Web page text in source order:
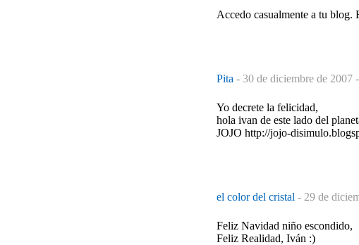
Accedo casualmente a tu blog.
Pita - 30 de diciembre de 2007
Yo decrete la felicidad,
hola ivan de este lado del
JOJO http://jojo-
el color del cristal - 29 de
Feliz Navidad niño escondido,
Feliz Realidad, Iván :)